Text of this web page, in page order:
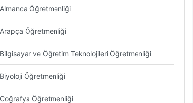
Almanca Öğretmenliği
Arapça Öğretmenliği
Bilgisayar ve Öğretim Teknolojileri Öğretmenliği
Biyoloji Öğretmenliği
Coğrafya Öğretmenliği